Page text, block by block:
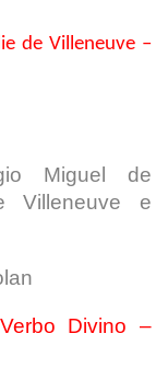
de Villeneuve –
Miguel de
Villeneuve e
Divino –